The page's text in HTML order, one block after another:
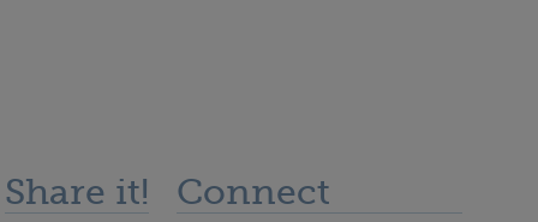
Share it! Connect